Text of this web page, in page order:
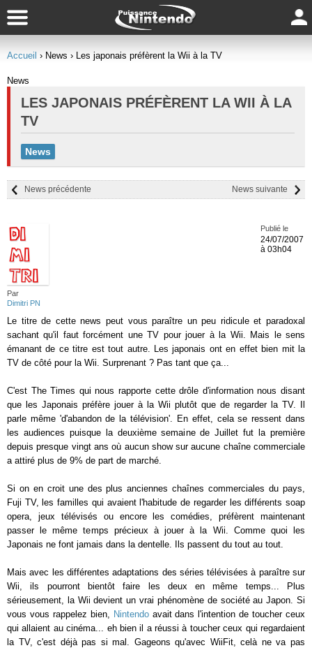
Accueil › News › Les japonais préfèrent la Wii à la TV
News
LES JAPONAIS PRÉFÈRENT LA WII À LA
TV
News
News suivante
News précédente
Par
Dimitri PN
Publié le
24/07/2007
à 03h04
Le titre de cette news peut vous paraître un peu ridicule et paradoxal
sachant qu'il faut forcément une TV pour jouer à la Wii. Mais le sens
émanant de ce titre est tout autre. Les japonais ont en effet bien mit la
TV de côté pour la Wii. Surprenant ? Pas tant que ça...
C'est The Times qui nous rapporte cette drôle d'information nous disant
que les Japonais préfère jouer à la Wii plutôt que de regarder la TV. Il
parle même 'd'abandon de la télévision'. En effet, cela se ressent dans
les audiences puisque la deuxième semaine de Juillet fut la première
depuis presque vingt ans où aucun show sur aucune chaîne commerciale
a attiré plus de 9% de part de marché.
Si on en croit une des plus anciennes chaînes commerciales du pays,
Fuji TV, les familles qui avaient l'habitude de regarder les différents soap
opera, jeux télévisés ou encore les comédies, préfèrent maintenant
passer le même temps précieux à jouer à la Wii. Comme quoi les
Japonais ne font jamais dans la dentelle. Ils passent du tout au tout.
Mais avec les différentes adaptations des séries télévisées à paraître sur
Wii, ils pourront bientôt faire les deux en même temps... Plus
sérieusement, la Wii devient un vrai phénomène de société au Japon. Si
vous vous rappelez bien, Nintendoavait dans l'intention de toucher ceux
qui allaient au cinéma... eh bien il a réussi à toucher ceux qui regardaient
la TV, c'est déjà pas si mal. Gageons qu'avec WiiFit, celà ne va pas